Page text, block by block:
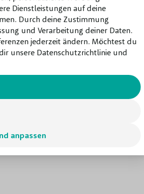
Dienstleistungen auf deine
Durch deine Zustimmung
und Verarbeitung deiner Daten.
jederzeit ändern. Möchtest du
unsere Datenschutzrichtlinie und
anpassen
Sie einfach Kontakt mit uns auf,
Baumschnitt haben oder mehr
was genau ein Spalier ist. Wir
Möglichkeiten durchgehen, die Sie